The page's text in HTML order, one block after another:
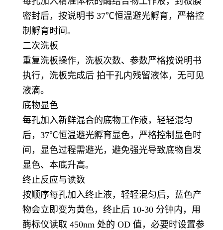
密封后，按说明书 37℃恒温避光孵育，严格控
制孵育时间。
二次洗板
重复洗板操作，洗板次数、参数严格按说明书
执行，洗板完成后 拍干孔内残留液体，无可见
液滴。
底物显色
每孔加入新鲜混合的底物工作液，轻轻混匀
后，37℃恒温避光孵育显色，严格控制显色时
间，显色过程需避光，避免强光导致底物自发
显色、本底升高。
终止反应与读数
按顺序每孔加入终止液，轻轻混匀后，蓝色产
物会立即变为黄色，终止后 10-30 分钟内，用
酶标仪读取 450nm 处的 OD 值，必要时设置参